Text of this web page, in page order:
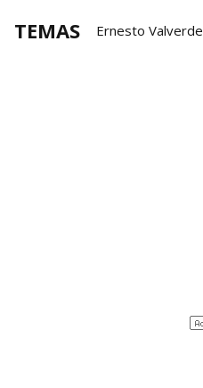
TEMAS Ernesto Valverde